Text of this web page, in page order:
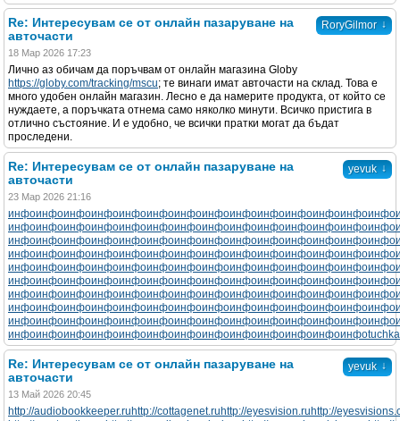
RoryGilmor ↓
Re: Интересувам се от онлайн пазаруване на
авточасти
18 Мар 2026 17:23
Лично аз обичам да поръчвам от онлайн магазина Globy
https://globy.com/tracking/mscu; те винаги имат авточасти на склад. Това е
много удобен онлайн магазин. Лесно е да намерите продукта, от който се
нуждаете, а поръчката отнема само няколко минути. Всичко пристига в
отлично състояние. И е удобно, че всички пратки могат да бъдат
проследени.
yevuk ↓
Re: Интересувам се от онлайн пазаруване на
авточасти
23 Мар 2026 21:16
инфоинфоинфоинфоинфоинфоинфоинфоинфоинфоинфоинфоинфоинфо
инфоинфоинфоинфоинфоинфоинфоинфоинфоинфоинфоинфоинфоинфо
инфоинфоинфоинфоинфоинфоинфоинфоинфоинфоинфоинфоинфоинфо
инфоинфоинфоинфоинфоинфоинфоинфоинфоинфоинфоинфоинфоинфо
инфоинфоинфоинфоинфоинфоинфоинфоинфоинфоинфоинфоинфоинфо
инфоинфоинфоинфоинфоинфоинфоинфоинфоинфоинфоинфоинфоинфо
инфоинфоинфоинфоинфоинфоинфоинфоинфоинфоинфоинфоинфоинфо
инфоинфоинфоинфоинфоинфоинфоинфоинфоинфоинфоинфоинфоинфо
инфоинфоинфоинфоинфоинфоинфоинфоинфоинфоинфоинфоинфоинфо
инфоинфоинфоинфоинфоинфоинфоинфоинфоинфоинфоинфоинфо
yevuk ↓
Re: Интересувам се от онлайн пазаруване на
авточасти
13 Май 2026 20:45
http://audiobookkeeper.ru http://cottagenet.ru http://eyesvision.ru http://